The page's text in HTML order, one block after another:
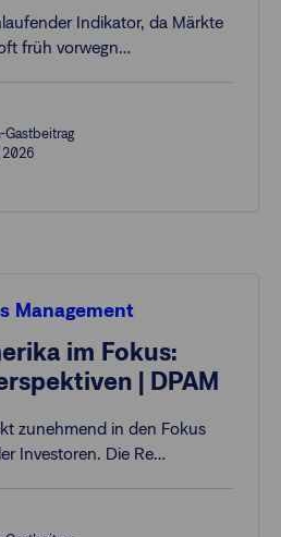
Indikator, da Märkte
früh vorwegn…
Gastbeitrag
Management
im Fokus:
| DPAM
zunehmend in den Fokus
Investoren. Die Re…